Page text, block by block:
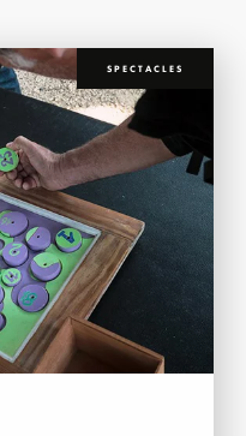
SPECTACLES